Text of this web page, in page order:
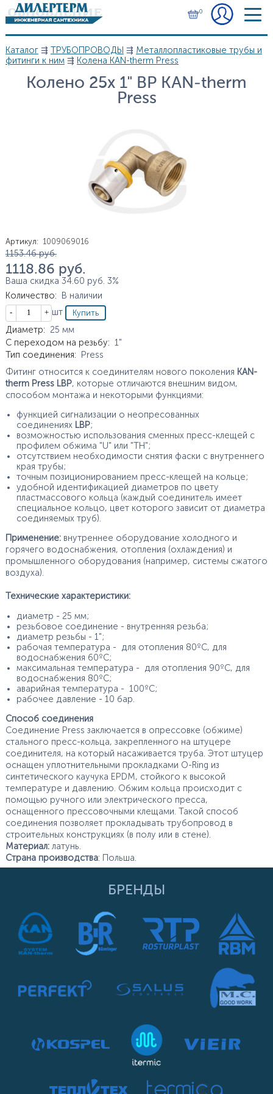
Перейти к основному содержанию
0
Вы здесь
Каталог⇶ ТРУБОПРОВОДЫ ⇶ Металлопластиковые трубы и
фитинги к ним⇶ Колена KAN-therm Press
Колено 25х 1" ВР KAN-therm
Press
Артикул: 1009069016
Цена
1 153.46 руб.
1 118.86 руб.
Ваша скидка 34.60 руб. 3%
Количество:
В наличии
Кол-во
шт
Характеристики
Диаметр: 25 мм
С переходом на резьбу: 1"
Тип соединения: Press
Фитинг относится к соединителям нового поколения KAN-
therm Press LBP, которые отличаются внешним видом,
способом монтажа и некоторыми функциями:
функцией сигнализации о неопресованных
соединениях LBP;
возможностью использования сменных пресс-клещей с
профилем обжима "U" или "TH";
отсутствием необходимости снятия фаски с внутреннего
края трубы;
точным позиционированием пресс-клещей на кольце;
удобной идентификацией диаметров по цвету
пластмассового кольца (каждый соединитель имеет
специальное кольцо, цвет которого зависит от диаметра
соединяемых труб).
Применение: внутреннее оборудование холодного и
горячего водоснабжения, отопления (охлаждения) и
промышленного оборудования (например, системы сжатого
воздуха).
Технические характеристики:
диаметр - 25 мм;
резьбовое соединение - внутренняя резьба;
диаметр резьбы - 1";
рабочая температура - для отопления 80ºС, для
водоснабжения 60ºС;
максимальная температура - для отопления 90ºС, для
водоснабжения 80ºС;
аварийная температура - 100ºС;
рабочее давление - 10 бар.
Способ соединения
Соединение Press заключается в опрессовке (обжиме)
стального пресс-кольца, закрепленного на штуцере
соединителя, на который насаживается труба. Этот штуцер
оснащен уплотнительными прокладками O-Ring из
синтетического каучука EPDM, стойкого к высокой
температуре и давлению. Обжим кольца происходит с
помощью ручного или электрического пресса,
оснащенного прессовочными клещами. Такой способ
соединения позволяет прокладывать трубопровод в
строительных конструкциях (в полу или в стене).
Материал:латунь.
Страна производства: Польша.
БРЕНДЫ